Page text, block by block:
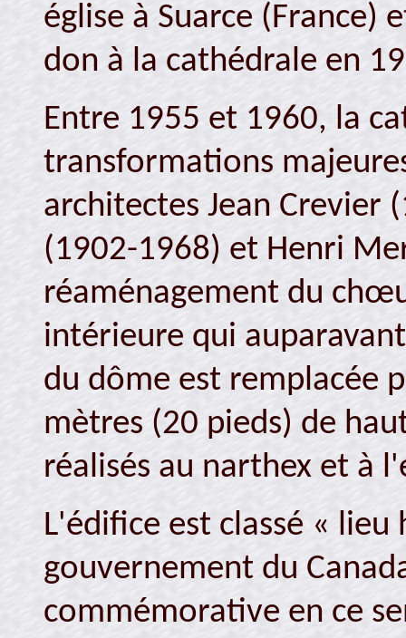
église à Suarce (France)
don à la cathédrale en
Entre 1955 et 1960, la
transformations
architectes Jean Crevier
(1902-1968) et Henri
réaménagement du
intérieure qui
du dôme est remplacée
mètres (20 pieds) de
réalisés au narthex et à
L'édifice est classé «
gouvernement du
commémorative en ce